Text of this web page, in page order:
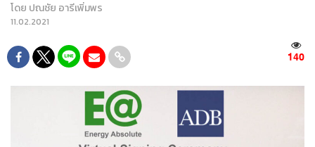
โดย ปณชัย อารีเพิ่มพร
11.02.2021
140